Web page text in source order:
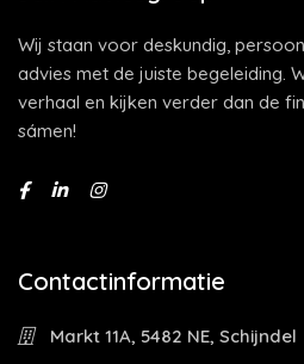
Wij staan voor deskundig,
advies met de juiste begeleiding.
verhaal en kijken verder dan de
sámen!
Contactinformatie
Markt 11A, 5482 NE, Schijndel